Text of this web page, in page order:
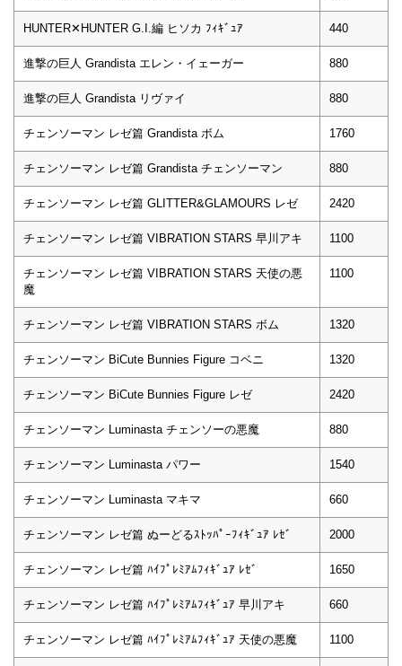
HUNTER✕HUNTER G.I.編 ヒソカ ﾌｨｷﾞｭｱ 440
進撃の巨人 Grandista エレン・イェーガー 880
進撃の巨人 Grandista リヴァイ 880
チェンソーマン レゼ篇 Grandista ボム 1760
チェンソーマン レゼ篇 Grandista チェンソーマン 880
チェンソーマン レゼ篇 GLITTER&GLAMOURS レゼ 2420
チェンソーマン レゼ篇 VIBRATION STARS 早川アキ 1100
チェンソーマン レゼ篇 VIBRATION STARS 天使の悪
魔
1100
チェンソーマン レゼ篇 VIBRATION STARS ボム 1320
チェンソーマン BiCute Bunnies Figure コベニ 1320
チェンソーマン BiCute Bunnies Figure レゼ 2420
チェンソーマン Luminasta チェンソーの悪魔 880
チェンソーマン Luminasta パワー 1540
チェンソーマン Luminasta マキマ 660
チェンソーマン レゼ篇 ぬーどるｽﾄｯﾊﾟｰﾌｨｷﾞｭｱ ﾚｾﾞ 2000
チェンソーマン レゼ篇 ﾊｲﾌﾟﾚﾐｱﾑﾌｨｷﾞｭｱ ﾚｾﾞ 1650
チェンソーマン レゼ篇 ﾊｲﾌﾟﾚﾐｱﾑﾌｨｷﾞｭｱ 早川アキ 660
チェンソーマン レゼ篇 ﾊｲﾌﾟﾚﾐｱﾑﾌｨｷﾞｭｱ 天使の悪魔 1100